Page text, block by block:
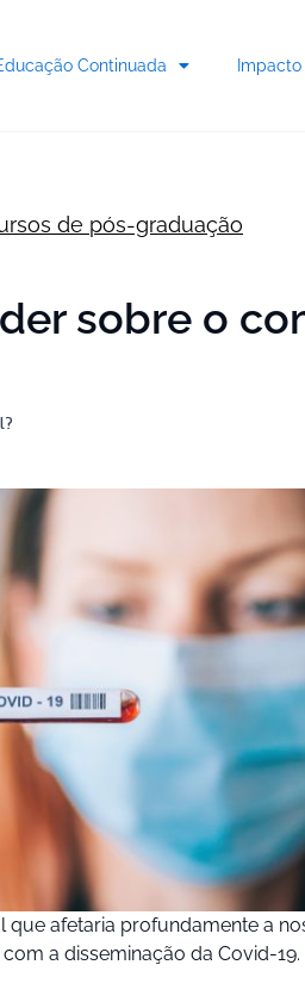
Continuada Impacto
de pós-graduação
sobre o
afetaria profundamente a
a disseminação da Covid-19.